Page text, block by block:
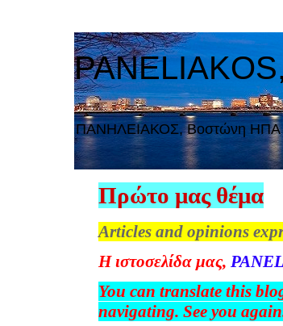
ΠAΝΗΛΕΙΑΚΟΣ, Βοστώνη ΗΠΑ
Πρώτο μας θέμα
Articles and opinions
Η ιστοσελίδα μας,
You can translate this
navigating. See you